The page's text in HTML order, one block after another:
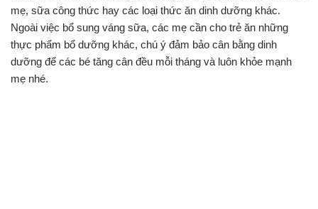
mẹ, sữa công thức hay các loại thức ăn dinh dưỡng khác.
Ngoài việc bổ sung váng sữa, các mẹ cần cho trẻ ăn những
thực phẩm bổ dưỡng khác, chú ý đảm bảo cân bằng dinh
dưỡng để các bé tăng cân đều mỗi tháng và luôn khỏe mạnh
mẹ nhé.